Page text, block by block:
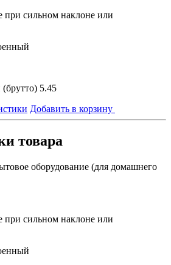
при сильном наклоне или
(брутто) 5.45
Добавить в корзину
товара
оборудование (для домашнего
при сильном наклоне или